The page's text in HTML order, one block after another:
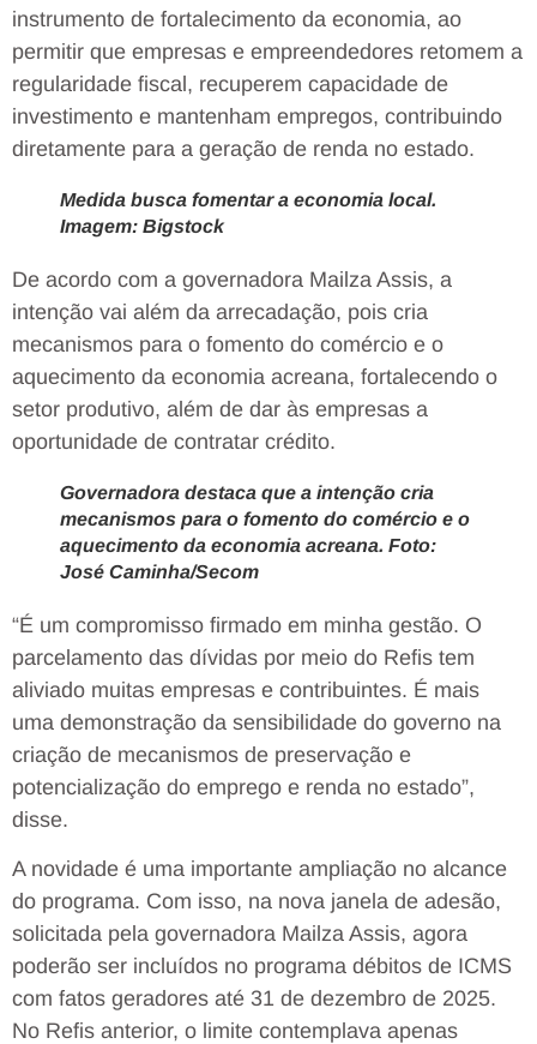
instrumento de fortalecimento da economia, ao
permitir que empresas e empreendedores retomem a
regularidade fiscal, recuperem capacidade de
investimento e mantenham empregos, contribuindo
diretamente para a geração de renda no estado.
Medida busca fomentar a economia local.
Imagem: Bigstock
De acordo com a governadora Mailza Assis, a
intenção vai além da arrecadação, pois cria
mecanismos para o fomento do comércio e o
aquecimento da economia acreana, fortalecendo o
setor produtivo, além de dar às empresas a
oportunidade de contratar crédito.
Governadora destaca que a intenção cria
mecanismos para o fomento do comércio e o
aquecimento da economia acreana. Foto:
José Caminha/Secom
“É um compromisso firmado em minha gestão. O
parcelamento das dívidas por meio do Refis tem
aliviado muitas empresas e contribuintes. É mais
uma demonstração da sensibilidade do governo na
criação de mecanismos de preservação e
potencialização do emprego e renda no estado”,
disse.
A novidade é uma importante ampliação no alcance
do programa. Com isso, na nova janela de adesão,
solicitada pela governadora Mailza Assis, agora
poderão ser incluídos no programa débitos de ICMS
com fatos geradores até 31 de dezembro de 2025.
No Refis anterior, o limite contemplava apenas